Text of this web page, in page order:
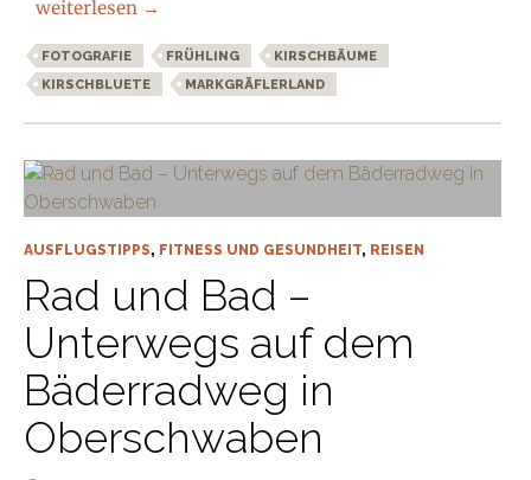
Kirschblüte im Markgräflerland
weiterlesen →
FOTOGRAFIE FRÜHLING
KIRSCHBÄUME
KIRSCHBLUETE
MARKGRÄFLERLAND
AUSFLUGSTIPPS, FITNESS UND GESUNDHEIT, REISEN
Rad und Bad –
Unterwegs auf dem
Bäderradweg in
Oberschwaben